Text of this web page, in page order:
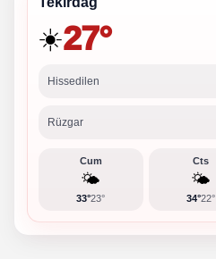
☀️27°
Hissedilen
Rüzgar
Cum
🌤️
33°23°
Cts
🌤️
34°22°